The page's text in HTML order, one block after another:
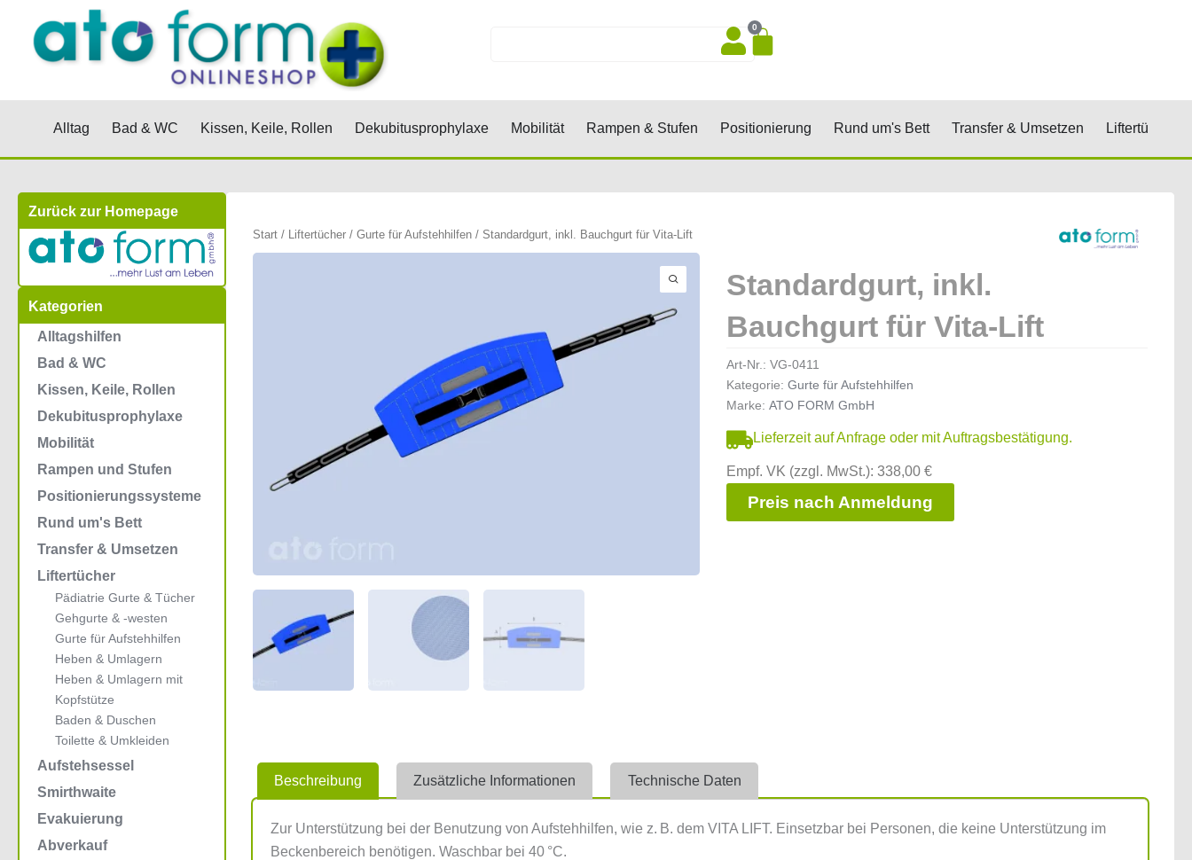
springen
0
Warenkorb
Alltag Öffne Alltag
Bad & WC Öffne Bad & WC
Kissen, Keile, Rollen Öffne Kissen, Keile, Rollen
Dekubitusprophylaxe Öffne Dekubitusprophylaxe
Mobilität Öffne Mobilität
Rampen & Stufen Öffne Rampen & Stufen
Positionierung Öffne Positionierung
Rund um's Bett Öffne Rund um's Bett
Transfer & Umsetzen Öffne Transfer
Liftertücher
Zurück zur Homepage
Kategorien
Alltagshilfen
Bad & WC
Kissen, Keile, Rollen
Dekubitusprophylaxe
Mobilität
Rampen und Stufen
Positionierungssysteme
Rund um's Bett
Transfer & Umsetzen
Liftertücher
Pädiatrie Gurte & Tücher
Gehgurte & -westen
Gurte für Aufstehhilfen
Heben & Umlagern
Heben & Umlagern mit
Kopfstütze
Baden & Duschen
Toilette & Umkleiden
Aufstehsessel
Smirthwaite
Evakuierung
Abverkauf
Start/ Liftertücher/ Gurte für Aufstehhilfen/ Standardgurt, inkl. Bauchgurt für Vita-Lift
Standardgurt, inkl.
Bauchgurt für Vita-Lift
Art-Nr.:VG-0411
Kategorie: Gurte für Aufstehhilfen
Marke:ATO FORM GmbH
Lieferzeit auf Anfrage oder mit Auftragsbestätigung.
Empf. VK (zzgl. MwSt.): 338,00 €
Preis nach Anmeldung
Beschreibung Zusätzliche Informationen Technische Daten
Zur Unterstützung bei der Benutzung von Aufstehhilfen, wie z. B. dem VITA LIFT. Einsetzbar bei Personen, die keine Unterstützung im
Beckenbereich benötigen. Waschbar bei 40 °C.